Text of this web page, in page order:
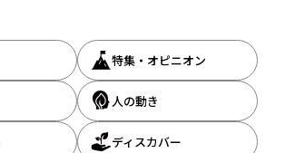
特集・オピニオン
人の動き
ディスカバー